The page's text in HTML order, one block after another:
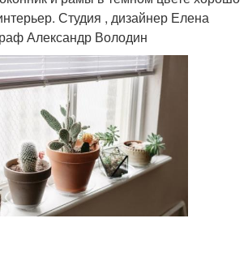
Студия , дизайнер Елена
Александр Володин